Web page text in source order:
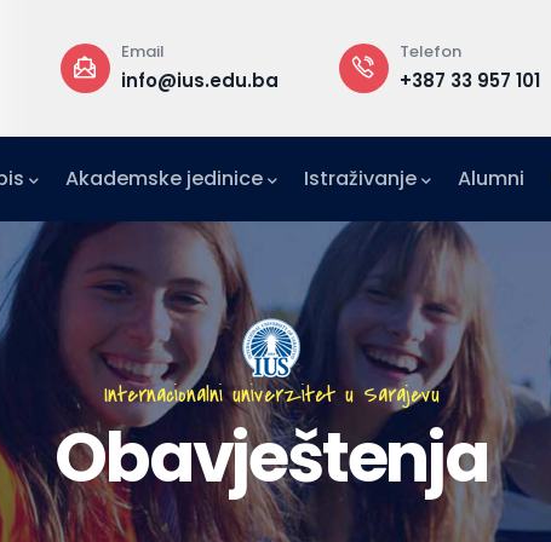
Email
info@ius.edu.ba
Telefon
+387 33 957 101
Akademske jedinice Istraživanje Alumni
Internacionalni univerzitet u Sarajevu
Obavještenja